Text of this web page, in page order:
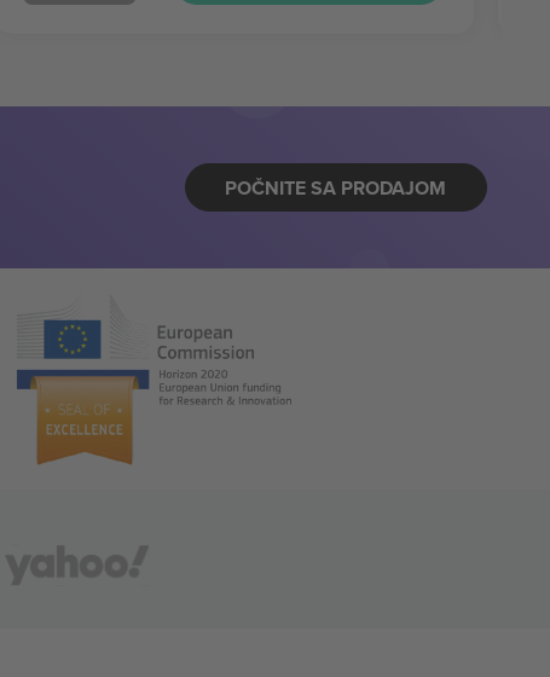
POČNITE SA PRODAJOM